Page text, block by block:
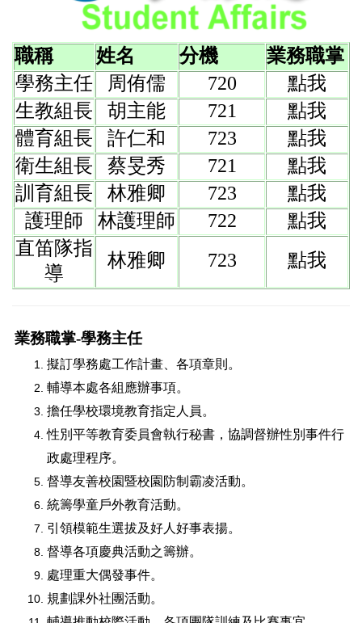
職稱 姓名 分機
業務職掌
學務主任
周侑儒 720
點我
生教組長
胡主能 721
點我
體育組長
許仁和 723
點我
衛生組長
蔡旻秀 721
點我
訓育組長
林雅卿 723
點我
護理師
林護理師 722
點我
直笛隊指
導
林雅卿 723 點我
業務職掌-學務主任
擬訂學務處工作計畫、各項章則。
輔導本處各組應辦事項。
擔任學校環境教育指定人員。
性別平等教育委員會執行秘書 ， 協調督辦性別事件行
政處理程序。
督導友善校園暨校園防制霸凌活動。
統籌學童戶外教育活動。
引領模範生選拔及好人好事表揚。
督導各項慶典活動之籌辦。
處理重大偶發事件。
規劃課外社團活動。